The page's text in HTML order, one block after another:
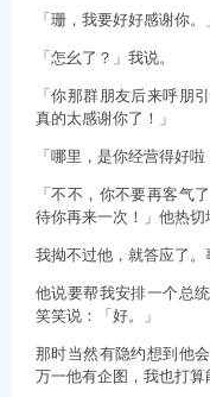
「珊，我要好好感谢你
「怎幺了？」我说。
「你那群朋友后来呼朋
真的太感谢你了！」
「哪里，是你经营得好
「不不，你不要再客气
待你再来一次！」他热切
我拗不过他，就答应了。
他说要帮我安排一个总
笑笑说：「好。」
那时当然有隐约想到他
万一他有企图，我也打算